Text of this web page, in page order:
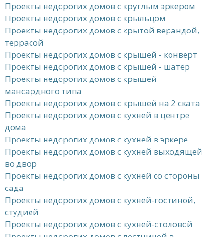
Проекты недорогих домов с круглым эркером
Проекты недорогих домов с крыльцом
Проекты недорогих домов с крытой верандой,
террасой
Проекты недорогих домов с крышей - конверт
Проекты недорогих домов с крышей - шатёр
Проекты недорогих домов с крышей
мансардного типа
Проекты недорогих домов с крышей на 2 ската
Проекты недорогих домов с кухней в центре
дома
Проекты недорогих домов с кухней в эркере
Проекты недорогих домов с кухней выходящей
во двор
Проекты недорогих домов с кухней со стороны
сада
Проекты недорогих домов с кухней-гостиной,
студией
Проекты недорогих домов с кухней-столовой